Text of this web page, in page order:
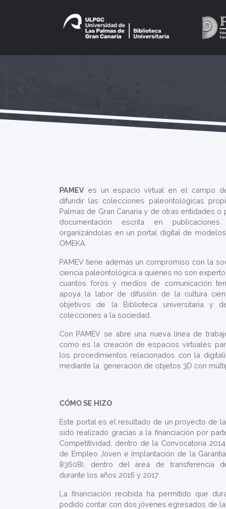
PAMEV es un espacio virtual en el campo
difundir las colecciones paleontológicas
Palmas de Gran Canaria y de otras entidades
documentación escrita en
organizándolas en un portal digital de
OMEKA.
PAMEV tiene además un compromiso con la
ciencia paleontológica a quienes no son
cuantos foros y medios de comunicación
apoya la labor de difusión de la cultura
objetivos de la Biblioteca universitaria y
colecciones a la sociedad.
Con PAMEV se abre una nueva línea de
como es la creación de espacios virtuales
los procedimientos relacionados con la
mediante la generación de objetos 3D con
CÓMO SE HIZO
Este portal es el resultado de un proyecto de
sido realizado gracias a la financiación por
Competitividad, dentro de la Convocatoria
de Empleo Joven e Implantación de la
83608), dentro del área de transferencia
durante los años 2016 y 2017.
La financiación recibida ha permitido que
podido contar con dos jóvenes egresados de